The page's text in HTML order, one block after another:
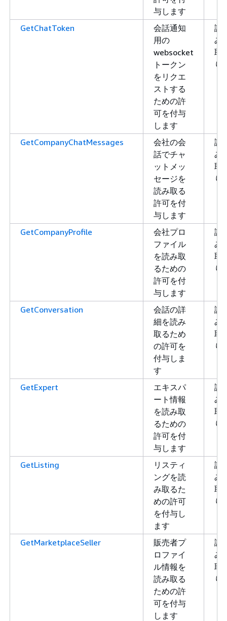
与します
GetChatToken
会話通知
用の
websocket
トークン
をリクエ
ストする
ための許
可を付与
します
読
み
取
り
GetCompanyChatMessages
会社の会
話でチャ
ットメッ
セージを
読み取る
許可を付
与します
読
み
取
り
GetCompanyProfile
会社プロ
ファイル
を読み取
るための
許可を付
与します
読
み
取
り
GetConversation
会話の詳
細を読み
取るため
の許可を
付与しま
す
読
み
取
り
GetExpert
エキスパ
ート情報
を読み取
るための
許可を付
与します
読
み
取
り
GetListing
リスティ
ングを読
み取るた
めの許可
を付与し
ます
読
み
取
り
GetMarketplaceSeller
販売者プ
ロファイ
ル情報を
読み取る
ための許
可を付与
します
読
み
取
り